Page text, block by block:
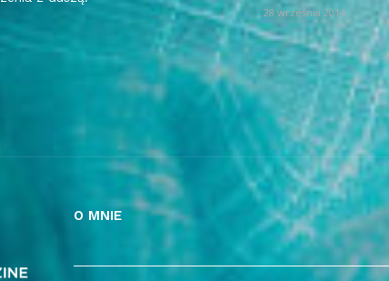
28 września 2014
O MNIE